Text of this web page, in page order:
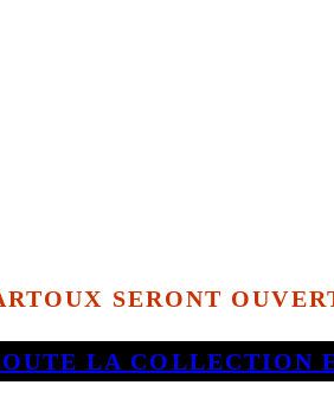
SERONT
LA COLLECTION